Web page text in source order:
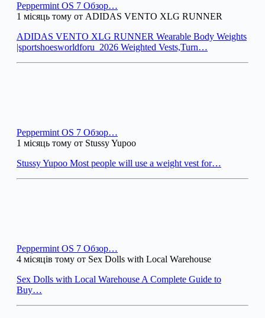
Peppermint OS 7 Обзор…
1 місяць тому от ADIDAS VENTO XLG RUNNER
ADIDAS VENTO XLG RUNNER Wearable Body Weights
|sportshoesworldforu_2026 Weighted Vests,Turn…
Peppermint OS 7 Обзор…
1 місяць тому от Stussy Yupoo
Stussy Yupoo Most people will use a weight vest for…
Peppermint OS 7 Обзор…
4 місяців тому от Sex Dolls with Local Warehouse
Sex Dolls with Local Warehouse A Complete Guide to
Buy…